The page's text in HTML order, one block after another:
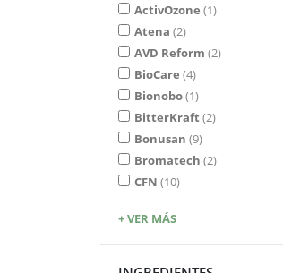
ActivOzone 1
Atena 2
AVD Reform 2
BioCare 4
Bionobo 1
BitterKraft 2
Bonusan 9
Bromatech 2
CFN 10
+ VER MÁS